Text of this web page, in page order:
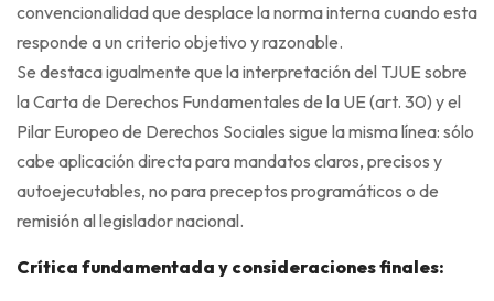
convencionalidad que desplace la norma interna cuando esta
responde a un criterio objetivo y razonable.
Se destaca igualmente que la interpretación del TJUE sobre
la Carta de Derechos Fundamentales de la UE (art. 30) y el
Pilar Europeo de Derechos Sociales sigue la misma línea: sólo
cabe aplicación directa para mandatos claros, precisos y
autoejecutables, no para preceptos programáticos o de
remisión al legislador nacional.
Crítica fundamentada y consideraciones finales: